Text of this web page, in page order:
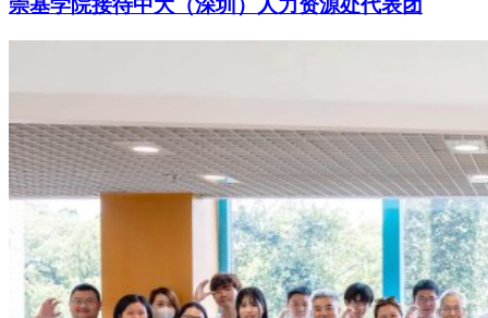
崇基学院接待中大（深圳）人力资源处代表团